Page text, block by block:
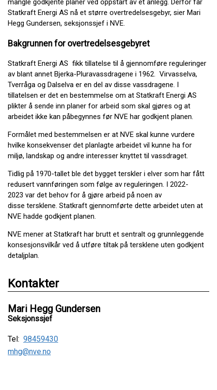
mangle godkjente planer ved oppstart av et anlegg. Derfor får
Statkraft Energi AS nå et større overtredelsesgebyr, sier Mari
Hegg Gundersen, seksjonssjef i NVE.
Bakgrunnen for overtredelsesgebyret
Statkraft Energi AS fikk tillatelse til å gjennomføre reguleringer
av blant annet Bjerka-Pluravassdragene i 1962. Virvasselva,
Tverråga og Dalselva er en del av disse vassdragene. I
tillatelsen er det en bestemmelse om at Statkraft Energi AS
plikter å sende inn planer for arbeid som skal gjøres og at
arbeidet ikke kan påbegynnes før NVE har godkjent planen.
Formålet med bestemmelsen er at NVE skal kunne vurdere
hvilke konsekvenser det planlagte arbeidet vil kunne ha for
miljø, landskap og andre interesser knyttet til vassdraget.
Tidlig på 1970-tallet ble det bygget terskler i elver som har fått
redusert vannføringen som følge av reguleringen. I 2022-
2023 var det behov for å gjøre arbeid på noen av
disse tersklene. Statkraft gjennomførte dette arbeidet uten at
NVE hadde godkjent planen.
NVE mener at Statkraft har brutt et sentralt og grunnleggende
konsesjonsvilkår ved å utføre tiltak på tersklene uten godkjent
detaljplan.
Kontakter
Mari Hegg Gundersen
Seksjonssjef
Tel: 98459430
mhg@nve.no